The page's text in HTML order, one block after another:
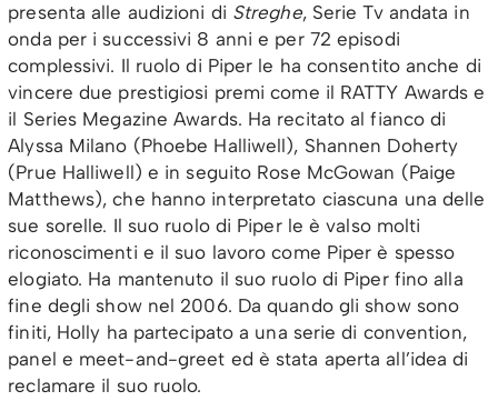
presenta alle audizioni di Streghe, Serie Tv andata in
onda per i successivi 8 anni e per 72 episodi
complessivi. Il ruolo di Piper le ha consentito anche di
vincere due prestigiosi premi come il RATTY Awards e
il Series Megazine Awards. Ha recitato al fianco di
Alyssa Milano (Phoebe Halliwell), Shannen Doherty
(Prue Halliwell) e in seguito Rose McGowan (Paige
Matthews), che hanno interpretato ciascuna una delle
sue sorelle. Il suo ruolo di Piper le è valso molti
riconoscimenti e il suo lavoro come Piper è spesso
elogiato. Ha mantenuto il suo ruolo di Piper fino alla
fine degli show nel 2006. Da quando gli show sono
finiti, Holly ha partecipato a una serie di convention,
panel e meet-and-greet ed è stata aperta all’idea di
reclamare il suo ruolo.